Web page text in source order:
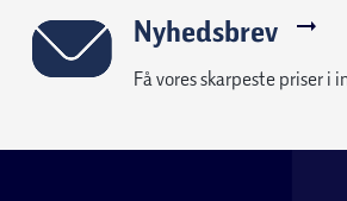
Nyhedsbrev
Få vores skarpeste priser i